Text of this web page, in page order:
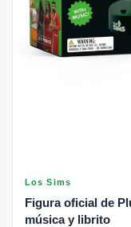
Los Sims
Figura oficial de
música y librito